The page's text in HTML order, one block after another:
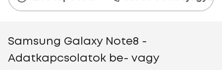
Samsung Galaxy Note8 -
Adatkapcsolatok be- vagy